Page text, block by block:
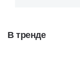
В тренде